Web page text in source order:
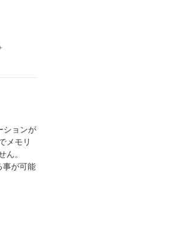
ションが
メモリ
ん。
事が可能